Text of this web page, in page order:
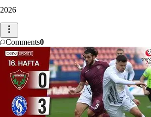
2026
Comments0